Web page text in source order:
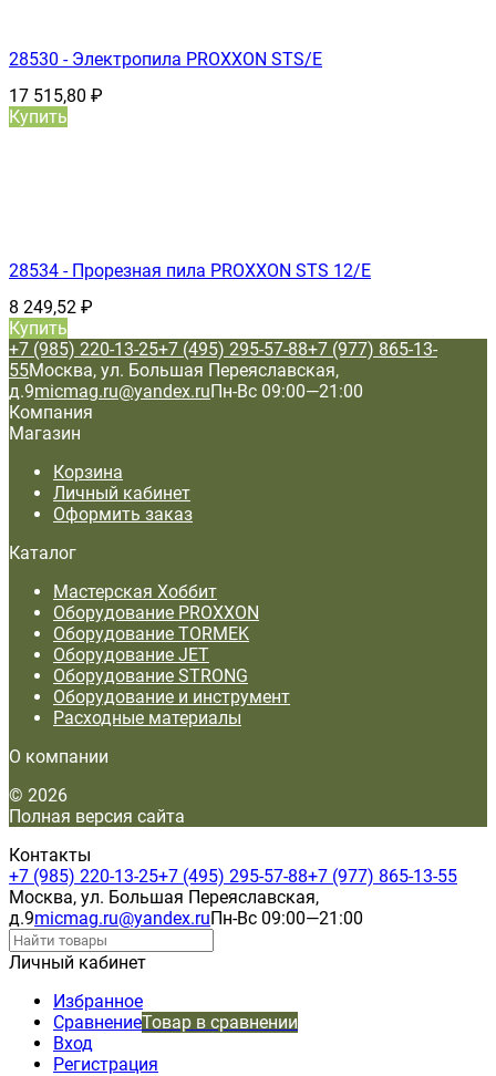
28530 - Электропила PROXXON STS/E
17 515,80 ₽
Купить
28534 - Прорезная пила PROXXON STS 12/Е
8 249,52 ₽
Купить
+7 (985) 220-13-25+7 (495) 295-57-88+7 (977) 865-13-
55Москва, ул. Большая Переяславская,
д.9micmag.ru@yandex.ruПн-Вс 09:00—21:00
Компания
Магазин
Корзина
Личный кабинет
Оформить заказ
Каталог
Мастерская Хоббит
Оборудование PROXXON
Оборудование TORMEK
Оборудование JET
Оборудование STRONG
Оборудование и инструмент
Расходные материалы
О компании
© 2026
Полная версия сайта
Контакты
+7 (985) 220-13-25+7 (495) 295-57-88+7 (977) 865-13-55
Москва, ул. Большая Переяславская,
д.9micmag.ru@yandex.ruПн-Вс 09:00—21:00
Личный кабинет
Избранное
СравнениеТовар в сравнении
Вход
Регистрация